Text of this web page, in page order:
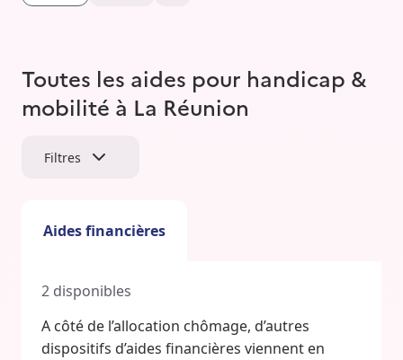
Toutes les aides pour handicap &
mobilité à La Réunion
Filtres
Aides financières
2 disponibles
A côté de l’allocation chômage, d’autres
dispositifs d’aides financières viennent en